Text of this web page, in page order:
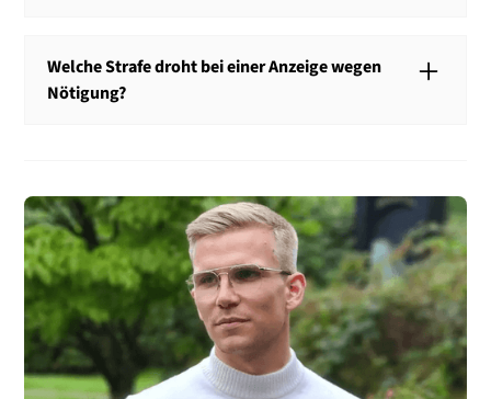
Beschuldigter sinnvoll, Beweismittel vorzulegen,
welche Ihre Unschuld beweisen.
Welche Strafe droht bei einer Anzeige wegen
Nötigung?
Verurteilung zu einer Geldstrafe.